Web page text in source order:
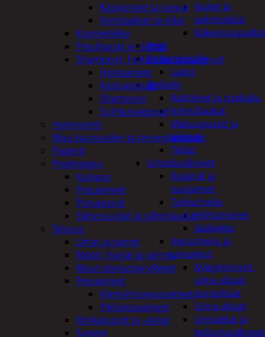
Nuket ja
pehmolelut
Pelit
Polkupyöräily
Lukot
Retkeily
Keittimet ja ruokailu
Kylmälaukut
Makuupussit ja
alustat
Teltat
Urheiluvälineet
Kypärät ja
suojaimet
Talviurheilu
Hiihtäminen
Jääkiekko
Vesiurheilu ja
uimalelut
Kylpytynnyrit,
uima-altaat,
porealtaat
Uima-altaat
Uimalelut ja
kelluntavälineet
Käsivoiteet ja rasvat
Kynsisakset ja viilat
Kosmetiikka
Pesuharjat ja -sienet
Shampoot, hoitaineet ja saippuat
Hoitoaineet
Käsisaippuat
Shampoot
Suihkusaippuat
Hyvinvointi
Muu kauneuden ja terveydenhoito
Paperit
Pyykinpesu
Kuivaus
Pesuaineet
Pesupussit
Silitysraudat ja silityslaudat
Siivous
Liinat ja sienet
Mopit, harjat ja varret
Muut siivoustarvikkeet
Pesuaineet
Viemärinavausaineet
Yleispesuaineet
Roskapussit ja -astiat
Sangot